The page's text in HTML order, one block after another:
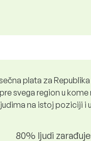
plata za
svega region u
na istoj poziciji
80% ljudi